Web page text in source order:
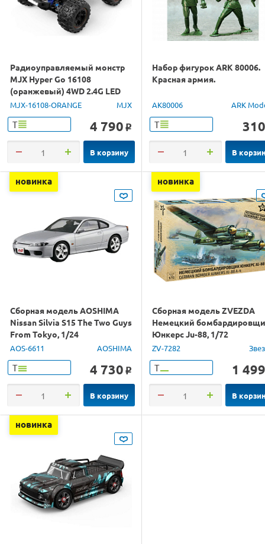
Радиоуправляемый монстр
MJX Hyper Go 16108
(оранжевый) 4WD 2.4G LED
1/16 RTR
MJX-16108-ORANGE MJX
Т 4 790 o
В корзину
Набор фигурок ARK 80006.
Красная армия.
AK80006 ARK
Т 310
В
новинка
Сборная модель AOSHIMA
Nissan Silvia S15 The Two Guys
From Tokyo, 1/24
AOS-6611 AOSHIMA
Т 4 730 o
В корзину
новинка
Сборная модель ZVEZDA
Немецкий
Юнкерс Ju-88, 1/72
ZV-7282
Т 1 499
В
новинка